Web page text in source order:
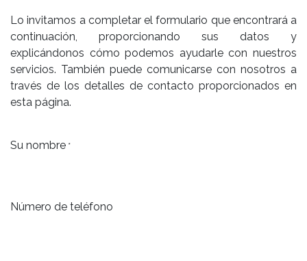
Lo invitamos a completar el formulario que encontrará a
continuación, proporcionando sus datos y
explicándonos cómo podemos ayudarle con nuestros
servicios. También puede comunicarse con nosotros a
través de los detalles de contacto proporcionados en
esta página.
Su nombre *
Número de teléfono